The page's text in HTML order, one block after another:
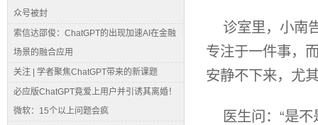
众号被封
索信达邵俊：ChatGPT的出现加速AI在金融
场景的融合应用
关注 | 学者聚焦ChatGPT带来的新课题
必应版ChatGPT竟爱上用户并引诱其离婚！
微软：15个以上问题会疯
诊室里，小南
专注于一件事，
安静不下来，尤
医生问：“是